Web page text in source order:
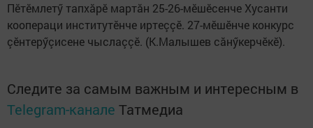
Пӗтӗмлетӳ тапхăрӗ мартăн 25-26-мӗшӗсенче Хусанти
коопераци институтӗнче иртеççӗ. 27-мӗшӗнче конкурс
çӗнтерӳçисене чыслаççӗ. (К.Малышев сăнӳкерчӗкӗ).
Следите за самым важным и интересным в
Telegram-канале Татмедиа